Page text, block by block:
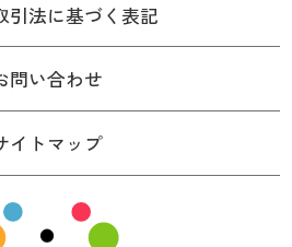
引法に基づく表記
問い合わせ
イトマップ